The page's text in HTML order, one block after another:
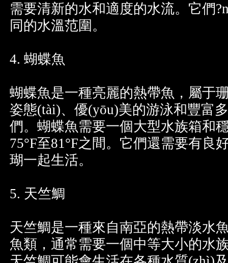
需要清新的水和適度的水流。它
同的水溫范圍。
4. 蝴蝶魚
蝴蝶魚是一種亮麗的熱帶魚，屬
姿態(tài)、優(yōu)美的游泳和豐富
們。蝴蝶魚需要一個大型水族箱
75°F至81°F之間。它們還需要有
瑚一起生活。
5. 天竺鯛
天竺鯛是一種來自南亞的熱帶淡水魚
魚類，通常需要一個中等大小的